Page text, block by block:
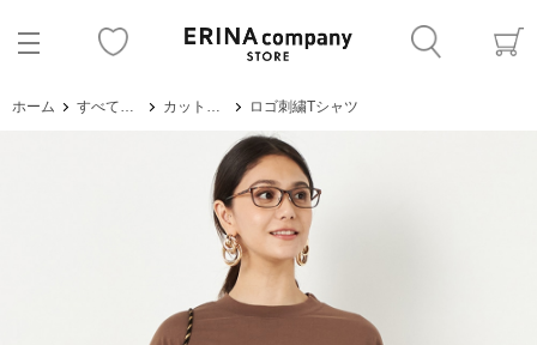
ホーム すべてのアイテム カットソー・Tシャツ ロゴ刺繍Tシャツ